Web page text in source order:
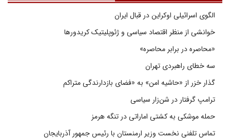
الگوی اسرائیلی اوکراین در قبال ایران
خوانشی از منظر اقتصاد سیاسی و ژئوپلیتیک کریدورها
«محاصره در برابر محاصره»
سه خطای راهبردی تهران
گذار خزر از «حاشیه امن» به «فضای بازدارندگی متراکم
ترامپ گرفتار در شن‌زار سیاسی
حمله موشکی به کشتی اماراتی در تنگه هرمز
تماس تلفنی نخست وزیر ارمنستان با رئیس جمهور آذربایجان